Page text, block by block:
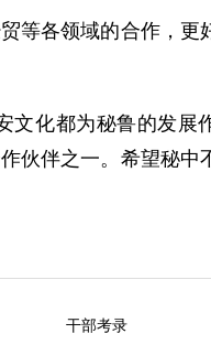
等各领域的合作，更
化都为秘鲁的发展
伙伴之一。希望秘中
干部考录